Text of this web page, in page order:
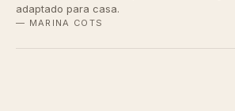
adaptado para casa.
— MARINA COTS